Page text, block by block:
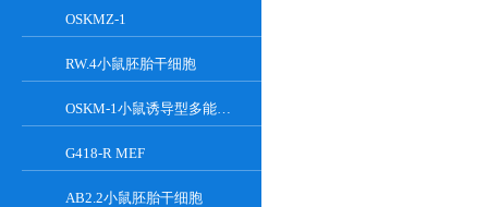
OSKMZ-1
RW.4小鼠胚胎干细胞
OSKM-1小鼠诱导型多能干细胞
G418-R MEF
AB2.2小鼠胚胎干细胞